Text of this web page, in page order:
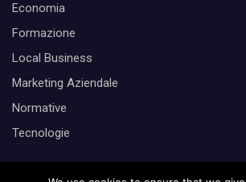
Economia
Formazione
Local Business
Marketing Aziendale
Normative
Tecnologie